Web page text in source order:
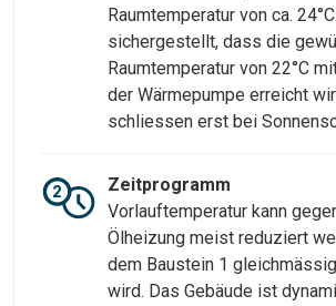
Raumtemperatur von ca.
sichergestellt, dass die
Raumtemperatur von 22°C
der Wärmepumpe erreicht
schliessen erst bei
Zeitprogramm
Vorlauftemperatur kann
Ölheizung meist reduziert
dem Baustein 1
wird. Das Gebäude ist